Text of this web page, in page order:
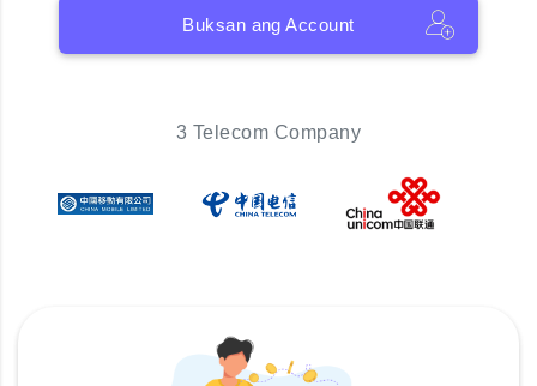
Buksan ang Account
3 Telecom Company